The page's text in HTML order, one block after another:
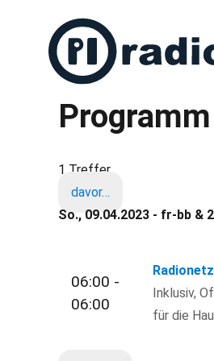
Freies Radio in Berlin
Programm
1 Treffer
davor…
So., 09.04.2023 - fr-bb &
06:00 -
06:00
Inklusiv,
für die